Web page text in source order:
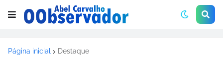
Página inicial Destaque